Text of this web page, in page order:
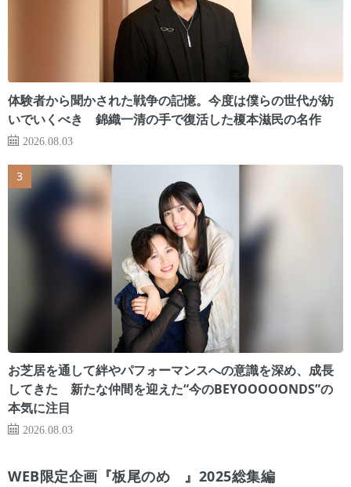
体験者から聞かされた戦争の記憶。今度は僕らの世代が紡
いでいくべき 錦織一清の手で復活した榎本滋民の名作
2026.08.03
お芝居を通して絆やパフォーマンスへの意識を深め、成長
してきた 新たな仲間を迎えた“今のBEYOOOOONDS”の
本気に注目
2026.08.03
WEB限定企画『板尾のめ゙』2025総集編